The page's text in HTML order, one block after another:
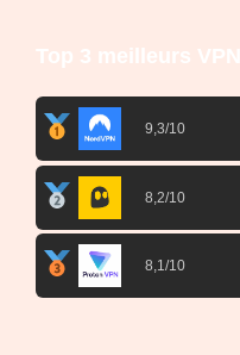
Top 3 meilleurs VPN
9,3/10
8,2/10
8,1/10